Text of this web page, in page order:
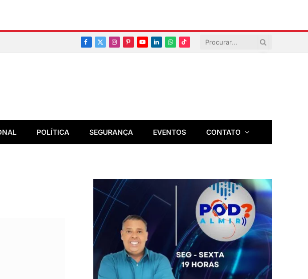
Facebook
X
Instagram
PinterestYouTubeLinkedInWhatsapp
TikTok
POLÍTICA SEGURANÇA EVENTOS CONTATO